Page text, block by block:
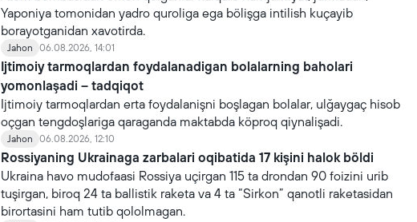
Yaponiya tomonidan yadro quroliga ega bölişga intilish kuçayib
borayotganidan xavotirda.
Jahon 06.08.2026, 14:01
Ijtimoiy tarmoqlardan foydalanadigan bolalarning baholari
yomonlaşadi – tadqiqot
Ijtimoiy tarmoqlardan erta foydalanişni boşlagan bolalar, ulğaygaç hisob
oçgan tengdoşlariga qaraganda maktabda köproq qiynalişadi.
Jahon 06.08.2026, 12:10
Rossiyaning Ukrainaga zarbalari oqibatida 17 kişini halok böldi
Ukraina havo mudofaasi Rossiya uçirgan 115 ta drondan 90 foizini urib
tuşirgan, biroq 24 ta ballistik raketa va 4 ta “Sirkon” qanotli raketasidan
birortasini ham tutib qololmagan.